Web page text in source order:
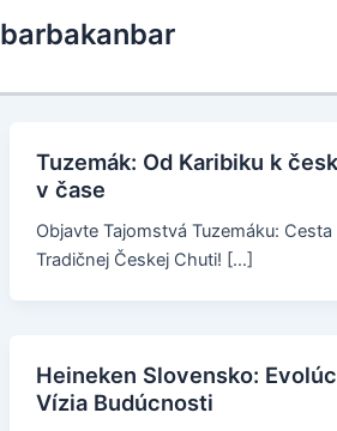
to
barbakanbar
Tuzemák: Od Karibiku k
v čase
Objavte Tajomstvá Tuzemáku: Cesta
Tradičnej Českej Chuti! […]
Heineken Slovensko:
Vízia Budúcnosti